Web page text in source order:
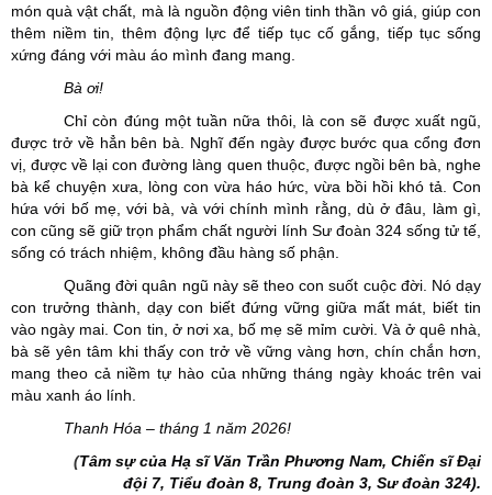
món quà vật chất, mà là nguồn động viên tinh thần vô giá, giúp con
thêm niềm tin, thêm động lực để tiếp tục cố gắng, tiếp tục sống
xứng đáng với màu áo mình đang mang.
Bà ơi!
Chỉ còn đúng một tuần nữa thôi, là con sẽ được xuất ngũ,
được trở về hẳn bên bà. Nghĩ đến ngày được bước qua cổng đơn
vị, được về lại con đường làng quen thuộc, được ngồi bên bà, nghe
bà kể chuyện xưa, lòng con vừa háo hức, vừa bồi hồi khó tả. Con
hứa với bố mẹ, với bà, và với chính mình rằng, dù ở đâu, làm gì,
con cũng sẽ giữ trọn phẩm chất người lính Sư đoàn 324 sống tử tế,
sống có trách nhiệm, không đầu hàng số phận.
Quãng đời quân ngũ này sẽ theo con suốt cuộc đời. Nó dạy
con trưởng thành, dạy con biết đứng vững giữa mất mát, biết tin
vào ngày mai. Con tin, ở nơi xa, bố mẹ sẽ mỉm cười. Và ở quê nhà,
bà sẽ yên tâm khi thấy con trở về vững vàng hơn, chín chắn hơn,
mang theo cả niềm tự hào của những tháng ngày khoác trên vai
màu xanh áo lính.
Thanh Hóa – tháng 1 năm 2026!
(Tâm sự của Hạ sĩ Văn Trần Phương Nam, Chiến sĩ Đại
đội 7, Tiểu đoàn 8, Trung đoàn 3, Sư đoàn 324).